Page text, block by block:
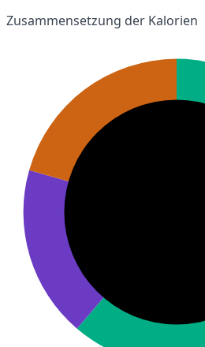
Zusammensetzung der Kalorien